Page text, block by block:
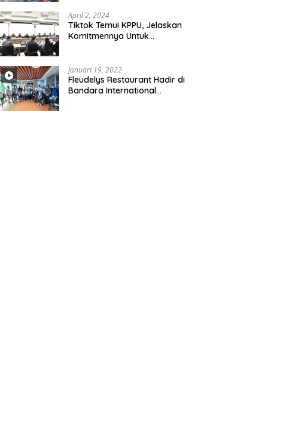
April 2, 2024
Tiktok Temui KPPU, Jelaskan
Komitmennya Untuk
Januari 19, 2022
Fleudelys Restaurant Hadir di
Bandara International